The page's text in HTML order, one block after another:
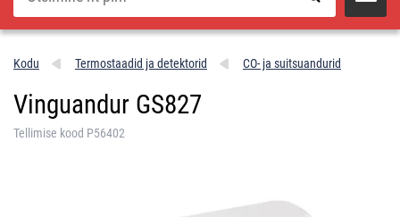
Kodu Termostaadid ja detektorid CO- ja suitsuandurid
Vinguandur GS827
Tellimise kood P56402